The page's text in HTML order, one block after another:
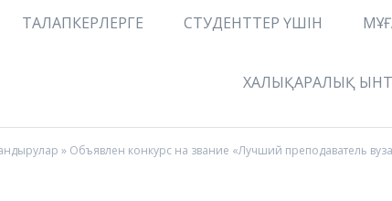
ТАЛАПКЕРЛЕРГЕ СТУДЕНТТЕР ҮШІН
ХАЛЫҚАРАЛЫҚ
» Объявлен конкурс на звание «Лучший преподаватель